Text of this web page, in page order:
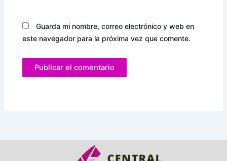
Guarda mi nombre, correo electrónico y web en
este navegador para la próxima vez que comente.